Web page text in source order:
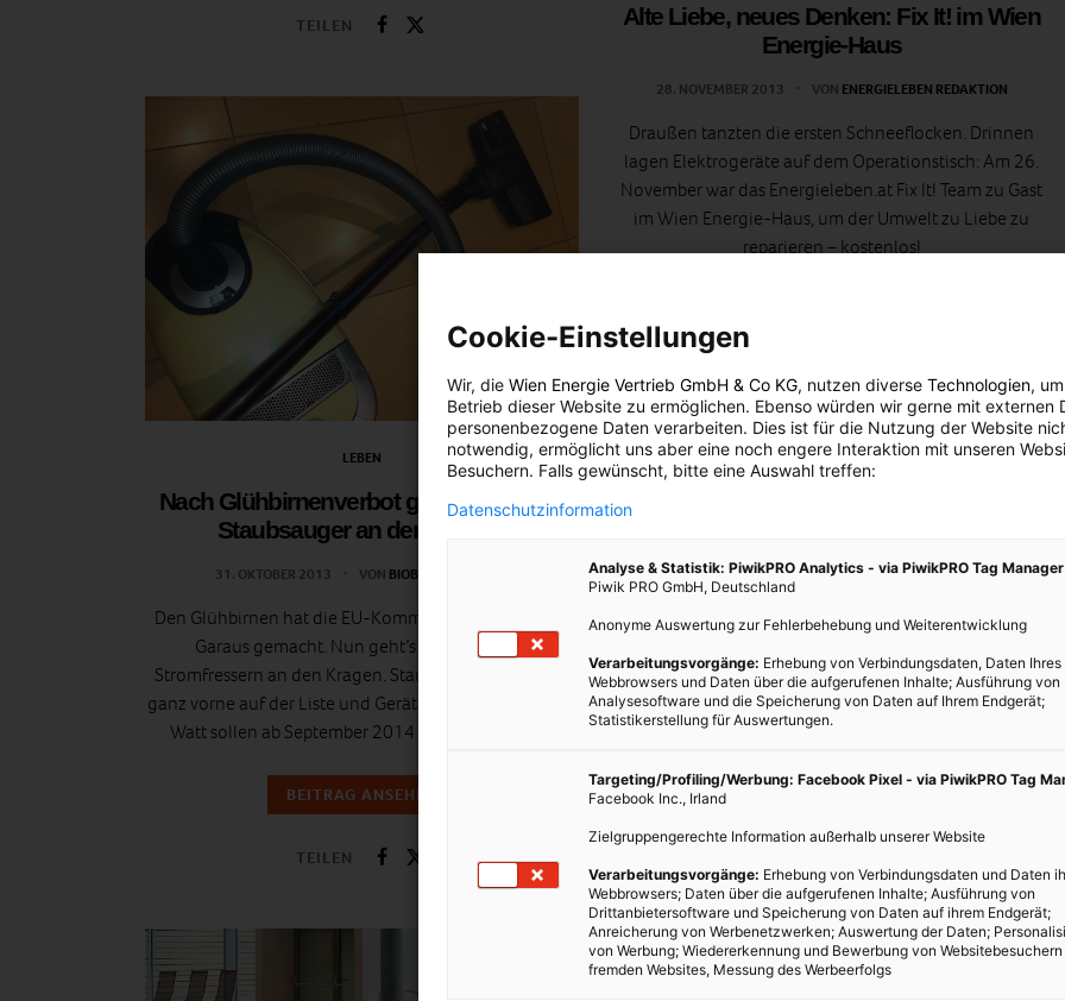
TEILEN
LEBEN
Nach Glühbirnenverbot geht’s nun dem
Staubsauger an den Kragen
31. OKTOBER 2013 VON BIOBELLA STRANZL
Den Glühbirnen hat die EU-Kommission ja schon den
Garaus gemacht. Nun geht’s auch anderen
Stromfressern an den Kragen. Staubsauger stehen da
ganz vorne auf der Liste und Geräte mit mehr als 1.600
Watt sollen ab September 2014 verboten werden.
BEITRAG ANSEHEN
TEILEN
Alte Liebe, neues Denken: Fix It! im Wien
Energie-Haus
28. NOVEMBER 2013 VON ENERGIELEBEN REDAKTION
Draußen tanzten die ersten Schneeflocken. Drinnen
lagen Elektrogeräte auf dem Operationstisch: Am 26.
November war das Energieleben.at Fix It! Team zu Gast
im Wien Energie-Haus, um der Umwelt zu Liebe zu
reparieren – kostenlos!
LEBEN
Neue Energiespar-Kampagne der Stadt
Wien startet
27. OKTOBER 2013 VON ENERGIELEBEN REDAKTION
Die Stadt Wien belohnt jetzt Wissen über den
sparsamen Umgang mit Energie: Von 28. Oktober bis
24. November verlost sie täglich Gutscheine im Wert
Cookie-Einstellungen
Wir, die Wien Energie Vertrieb GmbH & Co KG, nutzen diverse Technologien,
Betrieb dieser Website zu ermöglichen. Ebenso würden wir gerne mit externen
personenbezogene Daten verarbeiten. Dies ist für die Nutzung der Website
notwendig, ermöglicht uns aber eine noch engere Interaktion mit unseren
Besuchern. Falls gewünscht, bitte eine Auswahl treffen:
Datenschutzinformation
Analyse & Statistik: PiwikPRO Analytics - via PiwikPRO Tag Manager
Piwik PRO GmbH, Deutschland
Anonyme Auswertung zur Fehlerbehebung und Weiterentwicklung
Verarbeitungsvorgänge: Erhebung von Verbindungsdaten, Daten Ihres
Webbrowsers und Daten über die aufgerufenen Inhalte; Ausführung von
Analysesoftware und die Speicherung von Daten auf Ihrem Endgerät;
Statistikerstellung für Auswertungen.
Targeting/Profiling/Werbung: Facebook Pixel - via PiwikPRO Tag
Facebook Inc., Irland
Zielgruppengerechte Information außerhalb unserer Website
Verarbeitungsvorgänge: Erhebung von Verbindungsdaten und Daten
Webbrowsers; Daten über die aufgerufenen Inhalte; Ausführung von
Drittanbietersoftware und Speicherung von Daten auf ihrem Endgerät;
Anreicherung von Werbenetzwerken; Auswertung der Daten;
von Werbung; Wiedererkennung und Bewerbung von
fremden Websites, Messung des Werbeerfolgs